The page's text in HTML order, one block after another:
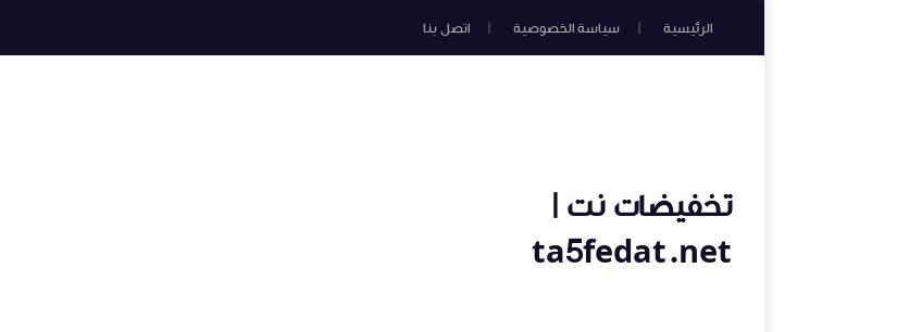
الرئيسية سياسة الخصوصية اتصل بنا
تخفيضات نت |
ta5fedat.net